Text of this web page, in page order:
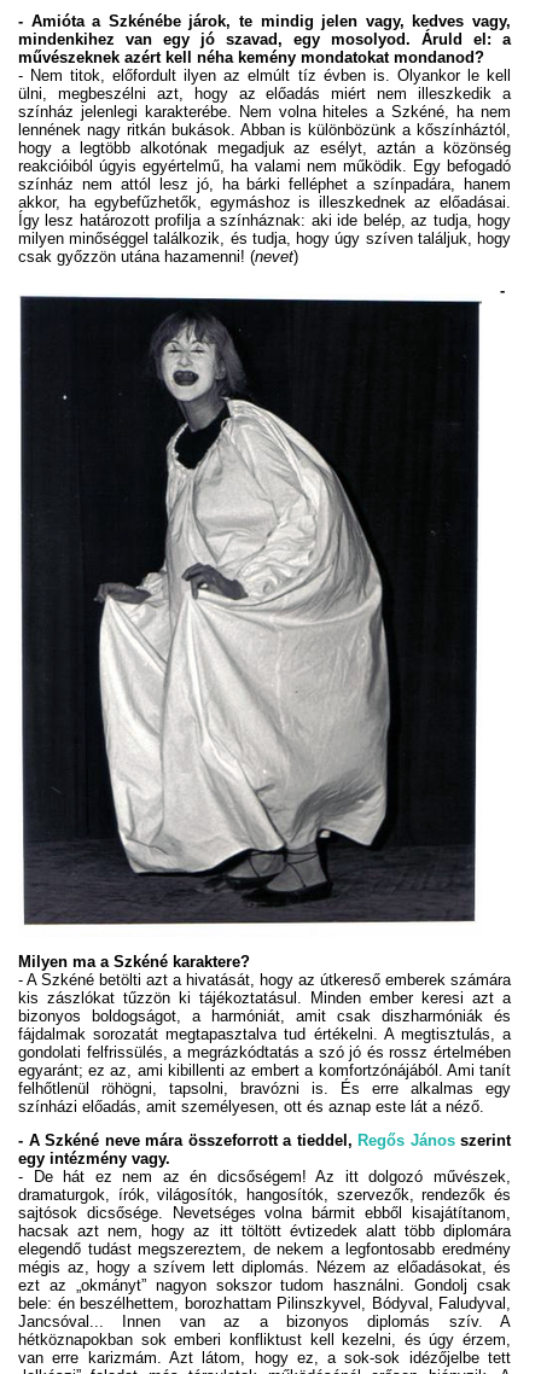
- Amióta a Szkénébe járok, te mindig jelen vagy, kedves vagy,
mindenkihez van egy jó szavad, egy mosolyod. Áruld el: a
művészeknek azért kell néha kemény mondatokat mondanod?
- Nem titok, előfordult ilyen az elmúlt tíz évben is. Olyankor le kell
ülni, megbeszélni azt, hogy az előadás miért nem illeszkedik a
színház jelenlegi karakterébe. Nem volna hiteles a Szkéné, ha nem
lennének nagy ritkán bukások. Abban is különbözünk a kőszínháztól,
hogy a legtöbb alkotónak megadjuk az esélyt, aztán a közönség
reakcióiból úgyis egyértelmű, ha valami nem működik. Egy befogadó
színház nem attól lesz jó, ha bárki felléphet a színpadára, hanem
akkor, ha egybefűzhetők, egymáshoz is illeszkednek az előadásai.
Így lesz határozott profilja a színháznak: aki ide belép, az tudja, hogy
milyen minőséggel találkozik, és tudja, hogy úgy szíven találjuk, hogy
csak győzzön utána hazamenni! (nevet)
-
Milyen ma a Szkéné karaktere?
- A Szkéné betölti azt a hivatását, hogy az útkereső emberek számára
kis zászlókat tűzzön ki tájékoztatásul. Minden ember keresi azt a
bizonyos boldogságot, a harmóniát, amit csak diszharmóniák és
fájdalmak sorozatát megtapasztalva tud értékelni. A megtisztulás, a
gondolati felfrissülés, a megrázkódtatás a szó jó és rossz értelmében
egyaránt; ez az, ami kibillenti az embert a komfortzónájából. Ami tanít
felhőtlenül röhögni, tapsolni, bravózni is. És erre alkalmas egy
színházi előadás, amit személyesen, ott és aznap este lát a néző.
- A Szkéné neve mára összeforrott a tieddel, Regős Jánosszerint
egy intézmény vagy.
- De hát ez nem az én dicsőségem! Az itt dolgozó művészek,
dramaturgok, írók, világosítók, hangosítók, szervezők, rendezők és
sajtósok dicsősége. Nevetséges volna bármit ebből kisajátítanom,
hacsak azt nem, hogy az itt töltött évtizedek alatt több diplomára
elegendő tudást megszereztem, de nekem a legfontosabb eredmény
mégis az, hogy a szívem lett diplomás. Nézem az előadásokat, és
ezt az „okmányt” nagyon sokszor tudom használni. Gondolj csak
bele: én beszélhettem, borozhattam Pilinszkyvel, Bódyval, Faludyval,
Jancsóval... Innen van az a bizonyos diplomás szív. A
hétköznapokban sok emberi konfliktust kell kezelni, és úgy érzem,
van erre karizmám. Azt látom, hogy ez, a sok-sok idézőjelbe tett